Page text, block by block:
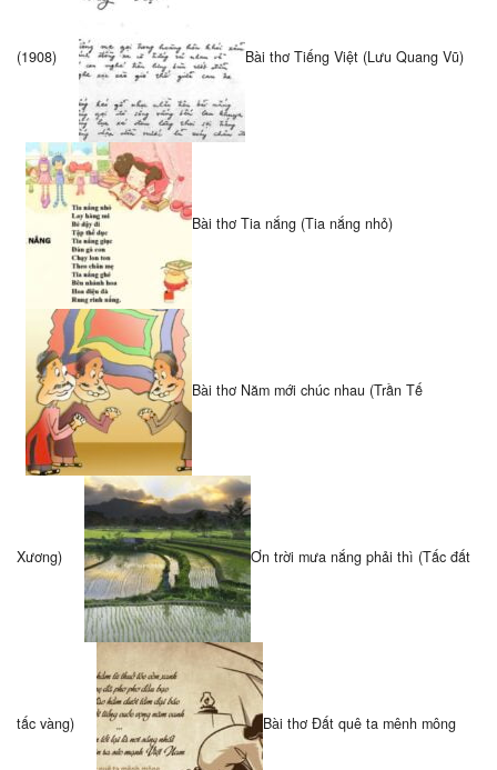
(1908) Bài thơ Tiếng Việt (Lưu Quang Vũ)
Bài thơ Tia nắng (Tia nắng nhỏ)
Bài thơ Năm mới chúc nhau (Trần Tế
Xương) Ơn trời mưa nắng phải thì (Tấc đất
tấc vàng) Bài thơ Đất quê ta mênh mông